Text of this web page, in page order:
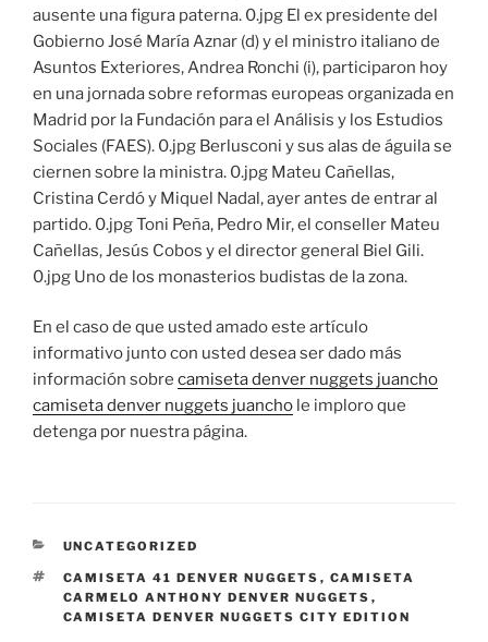
ausente una figura paterna. 0.jpg El ex presidente del
Gobierno José María Aznar (d) y el ministro italiano de
Asuntos Exteriores, Andrea Ronchi (i), participaron hoy
en una jornada sobre reformas europeas organizada en
Madrid por la Fundación para el Análisis y los Estudios
Sociales (FAES). 0.jpg Berlusconi y sus alas de águila se
ciernen sobre la ministra. 0.jpg Mateu Cañellas,
Cristina Cerdó y Miquel Nadal, ayer antes de entrar al
partido. 0.jpg Toni Peña, Pedro Mir, el conseller Mateu
Cañellas, Jesús Cobos y el director general Biel Gili.
0.jpg Uno de los monasterios budistas de la zona.
En el caso de que usted amado este artículo
informativo junto con usted desea ser dado más
información sobre camiseta denver nuggets juancho
camiseta denver nuggets juancho le imploro que
detenga por nuestra página.
CATEGORÍAS
UNCATEGORIZED
ETIQUETAS
CAMISETA 41 DENVER NUGGETS , CAMISETA
CARMELO ANTHONY DENVER NUGGETS ,
CAMISETA DENVER NUGGETS CITY EDITION